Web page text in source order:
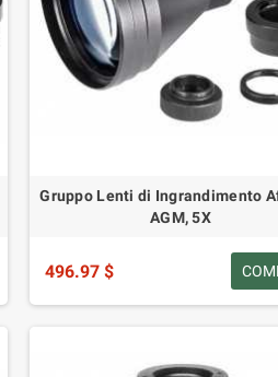
Gruppo Lenti di Ingrandimento
AGM, 5X
496.97 $